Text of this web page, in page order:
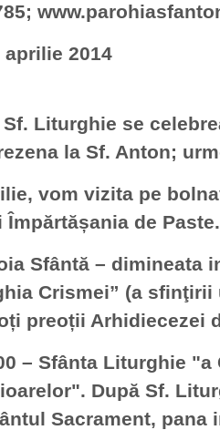
aprilie 2014
Liturghie se
la Sf. Anton;
vom vizita pe
de Paste.
Sfântă – dimineata
Crismei” (a
preoții Arhidiecezei
– Sfânta Liturghie
După Sf.
Sacrament, pana